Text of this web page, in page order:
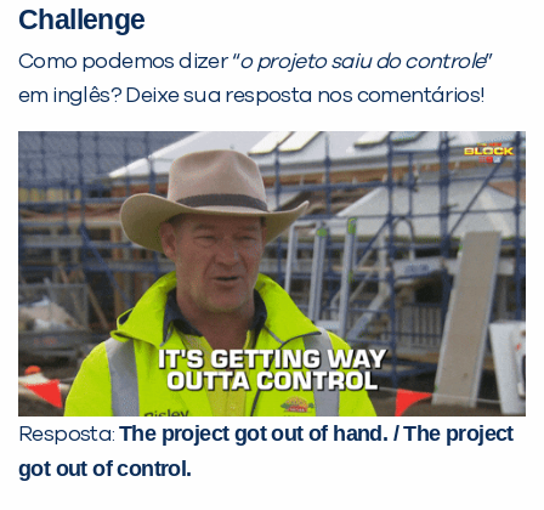
Challenge
Como podemos dizer “o projeto saiu do controle”
em inglês? Deixe sua resposta nos comentários!
Resposta: The project got out of hand. / The project
got out of control.